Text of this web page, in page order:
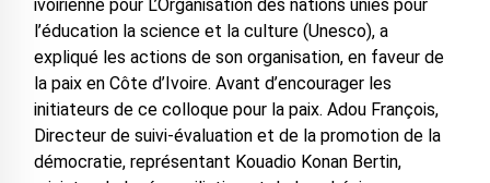
ivoirienne pour L’Organisation des nations unies pour
l’éducation la science et la culture (Unesco), a
expliqué les actions de son organisation, en faveur de
la paix en Côte d’Ivoire. Avant d’encourager les
initiateurs de ce colloque pour la paix. Adou François,
Directeur de suivi-évaluation et de la promotion de la
démocratie, représentant Kouadio Konan Bertin,